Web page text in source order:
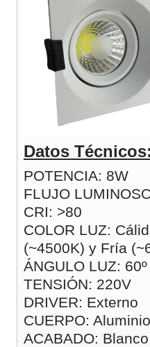
Datos
POTENCIA: 8W
FLUJO
CRI: >80
COLOR LUZ:
(~4500K) y Fría
ÁNGULO LUZ: 60º
TENSIÓN: 220V
DRIVER: Externo
CUERPO: Aluminio
ACABADO: